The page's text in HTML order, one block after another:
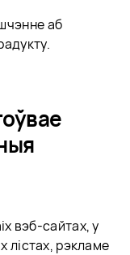
аб
вэб-сайтах, у
лістах, рэкламе